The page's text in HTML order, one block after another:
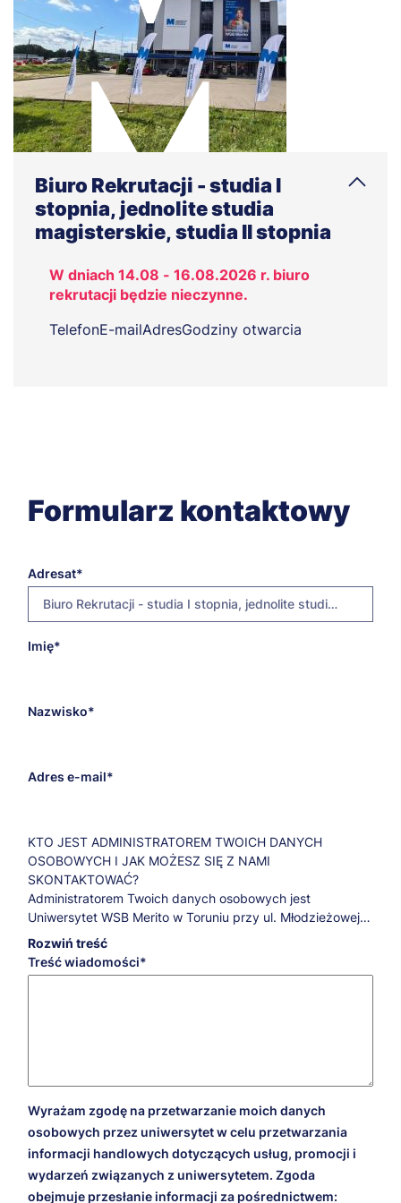
Biuro Rekrutacji - studia I
stopnia, jednolite studia
magisterskie, studia II stopnia
W dniach 14.08 - 16.08.2026 r. biuro
rekrutacji będzie nieczynne.
TelefonE-mailAdresGodziny otwarcia
Formularz kontaktowy
Adresat
Biuro Rekrutacji - studia I stopnia, jednolite studia magisterskie, studia II stopnia
E-
Imię
Nazwisko
Adres e-mail
KTO JEST ADMINISTRATOREM TWOICH DANYCH
OSOBOWYCH I JAK MOŻESZ SIĘ Z NAMI
SKONTAKTOWAĆ?
Administratorem Twoich danych osobowych jest
Uniwersytet WSB Merito w Toruniu przy ul. Młodzieżowej
31a.
Jeśli masz pytania dotyczące przetwarzania Twoich
danych osobowych oraz przysługujących Ci praw,
OSOBOWE?
Cele marketingowe
W celach marketingowych Twoje dane będziemy
przetwarzali na podstawie udzielonej przez Ciebie zgody
przez 5 lat liczonych od 1 stycznia roku następującego po
dacie wyrażenia zgody. Dzięki tej zgodzie będziemy mogli
przesyłać Ci informacje na temat naszej oferty, wydarzeń
Rozwiń treść
Treść wiadomości
Wyrażam zgodę na przetwarzanie moich danych
osobowych przez uniwersytet w celu przetwarzania
informacji handlowych dotyczących usług, promocji i
wydarzeń związanych z uniwersytetem. Zgoda
obejmuje przesłanie informacji za pośrednictwem: